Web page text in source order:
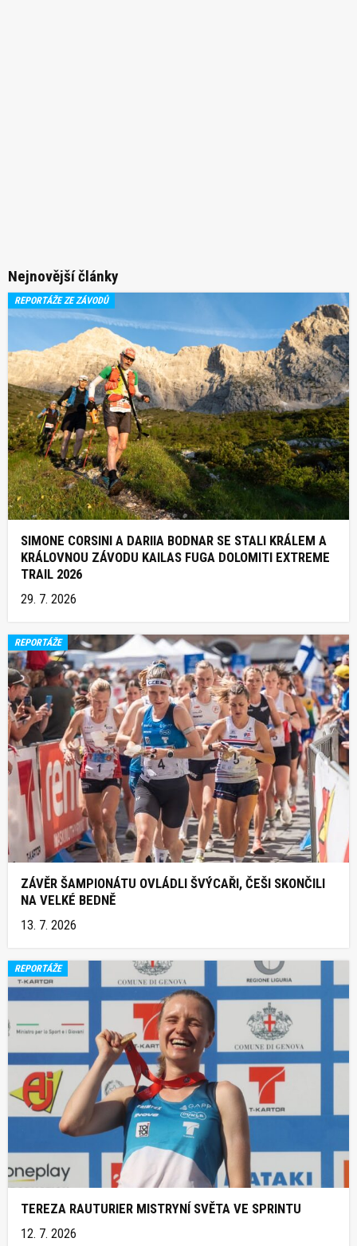
Nejnovější články
REPORTÁŽE ZE ZÁVODŮ
SIMONE CORSINI A DARIIA BODNAR SE STALI KRÁLEM A
KRÁLOVNOU ZÁVODU KAILAS FUGA DOLOMITI EXTREME
TRAIL 2026
29. 7. 2026
REPORTÁŽE
ZÁVĚR ŠAMPIONÁTU OVLÁDLI ŠVÝCAŘI, ČEŠI SKONČILI
NA VELKÉ BEDNĚ
13. 7. 2026
REPORTÁŽE
TEREZA RAUTURIER MISTRYNÍ SVĚTA VE SPRINTU
12. 7. 2026